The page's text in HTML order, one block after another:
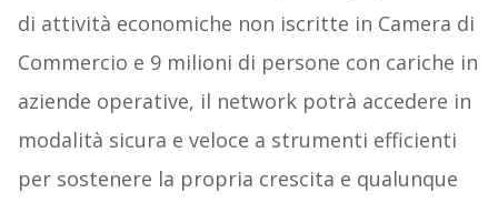
di attività economiche non iscritte in Camera di
Commercio e 9 milioni di persone con cariche in
aziende operative, il network potrà accedere in
modalità sicura e veloce a strumenti efficienti
per sostenere la propria crescita e qualunque